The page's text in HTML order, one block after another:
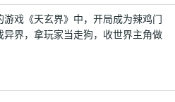
戏《天玄界》中，开局成为辣鸡门
界，拿玩家当走狗，收世界主角做